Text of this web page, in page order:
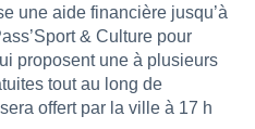
une aide financière jusqu’à
& Culture pour
proposent une à plusieurs
tout au long de
offert par la ville à 17 h